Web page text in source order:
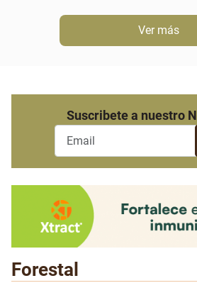
Ver más
Suscribete a nuestro
Forestal